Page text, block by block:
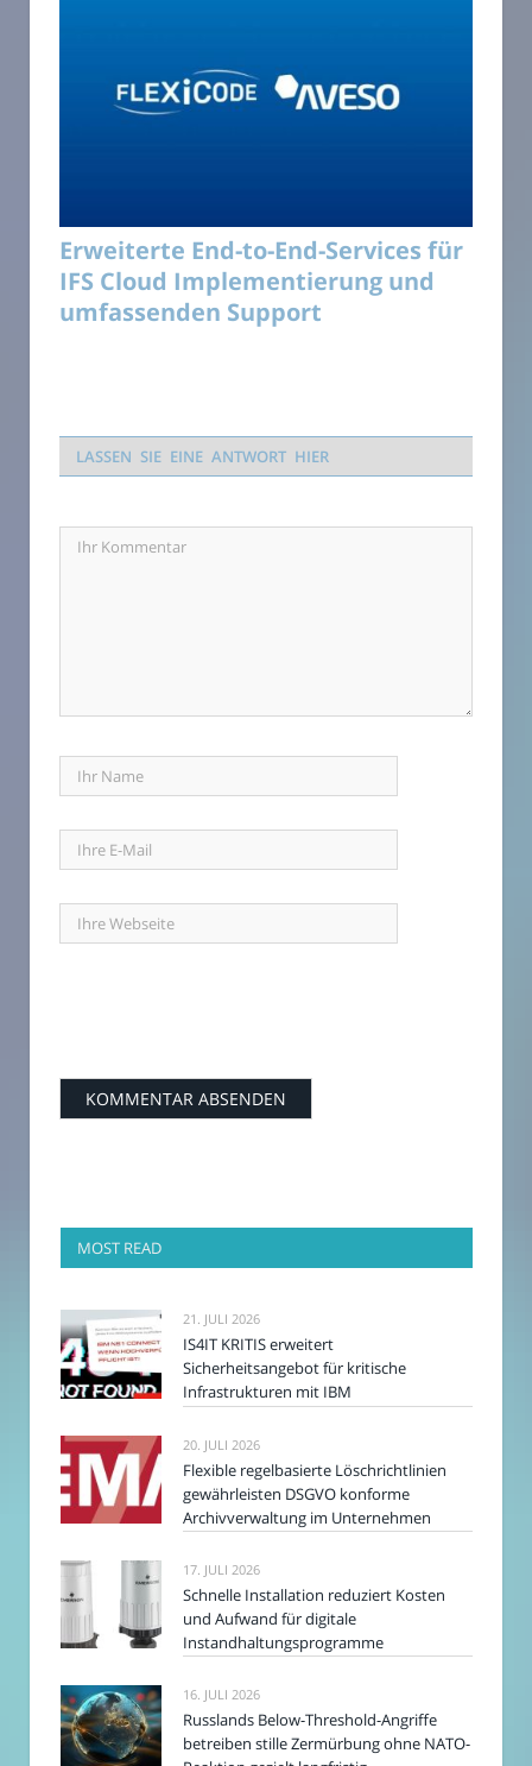
Erweiterte End-to-End-Services für
IFS Cloud Implementierung und
umfassenden Support
LASSEN SIE EINE ANTWORT HIER
MOST READ
21. JULI 2026
IS4IT KRITIS erweitert
Sicherheitsangebot für kritische
Infrastrukturen mit IBM
20. JULI 2026
Flexible regelbasierte Löschrichtlinien
gewährleisten DSGVO konforme
Archivverwaltung im Unternehmen
17. JULI 2026
Schnelle Installation reduziert Kosten
und Aufwand für digitale
Instandhaltungsprogramme
16. JULI 2026
Russlands Below-Threshold-Angriffe
betreiben stille Zermürbung ohne NATO-